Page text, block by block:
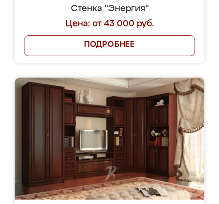
Стенка "Энергия"
Цена: от 43 000 руб.
ПОДРОБНЕЕ